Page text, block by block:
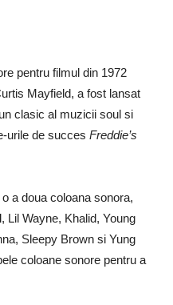
pentru filmul din 1972
Mayfield, a fost lansat
clasic al muzicii soul si
urile de succes Freddie’s
a doua coloana sonora,
Lil Wayne, Khalid, Young
Sleepy Brown si Yung
coloane sonore pentru a